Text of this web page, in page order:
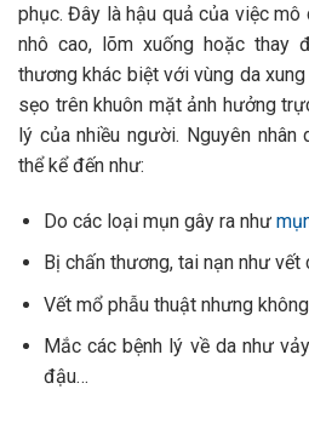
phục. Đây là hậu quả của việc
nhô cao, lõm xuống hoặc
thương khác biệt với vùng da
sẹo trên khuôn mặt ảnh hưởng
lý của nhiều người. Nguyên
thể kể đến như:
Do các loại mụn gây ra như
Bị chấn thương, tai nạn như
Vết mổ phẫu thuật nhưng
Mắc các bệnh lý về da như
đậu…